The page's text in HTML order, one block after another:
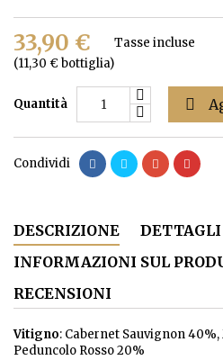
33,90 €
(11,30 € bottiglia)
Tasse incluse
Quantità 
Condividi
DESCRIZIONE
DETTAGLI
INFORMAZIONI SUL
RECENSIONI
Vitigno: Cabernet Sauvignon
Peduncolo Rosso 20%